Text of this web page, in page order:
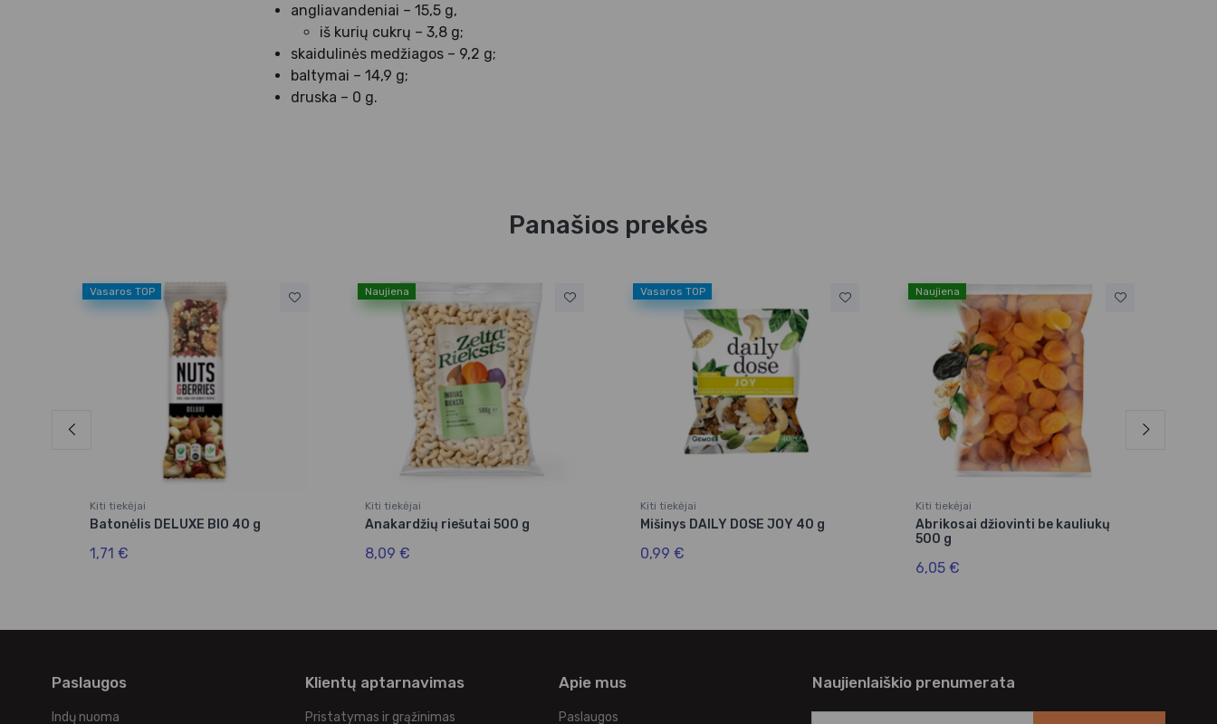
angliavandeniai – 15,5 g,
iš kurių cukrų – 3,8 g;
skaidulinės medžiagos – 9,2 g;
baltymai – 14,9 g;
druska – 0 g.
Panašios prekės
Vasaros TOP
Kiti tiekėjai
Batonėlis DELUXE BIO 40 g
1,71 €
Naujiena
Kiti tiekėjai
Anakardžių riešutai 500 g
8,09 €
Vasaros TOP
Kiti tiekėjai
Mišinys DAILY DOSE JOY 40 g
0,99 €
Naujiena
Kiti tiekėjai
Abrikosai džiovinti be kauliukų
500 g
6,05 €
Paslaugos
Indų nuoma
Klientų aptarnavimas
Pristatymas ir grąžinimas
Apie mus
Paslaugos
Naujienlaiškio prenumerata